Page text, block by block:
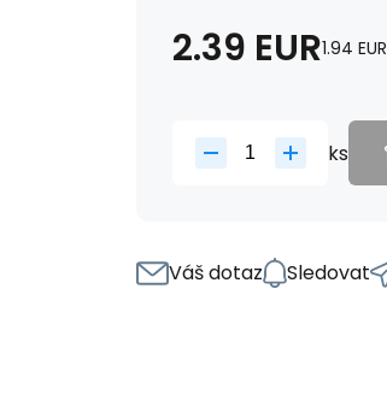
2.39 EUR1.94 EUR
ks
Váš dotaz Sledovat